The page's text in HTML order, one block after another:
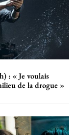
: « Je voulais
de la drogue »